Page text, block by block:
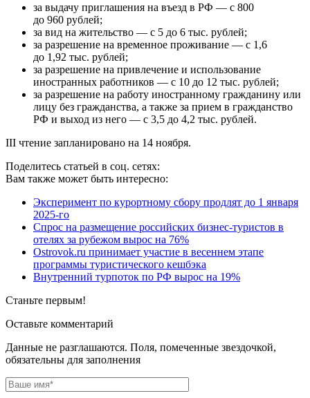
за выдачу приглашения на въезд в РФ — с 800
до 960 рублей;
за вид на жительство — с 5 до 6 тыс. рублей;
за разрешение на временное проживание — с 1,6
до 1,92 тыс. рублей;
за разрешение на привлечение и использование
иностранных работников — с 10 до 12 тыс. рублей;
за разрешение на работу иностранному гражданину или
лицу без гражданства, а также за прием в гражданство
РФ и выход из него — с 3,5 до 4,2 тыс. рублей.
III чтение запланировано на 14 ноября.
Поделитесь статьей в соц. сетях:
Вам также может быть интересно:
Эксперимент по курортному сбору продлят до 1 января
2025-го
Спрос на размещение российских бизнес-туристов в
отелях за рубежом вырос на 76%
Ostrovok.ru принимает участие в весеннем этапе
программы туристического кешбэка
Внутренний турпоток по РФ вырос на 19%
Станьте первым!
Оставьте комментарий
Данные не разглашаются. Поля, помеченные звездочкой,
обязательны для заполнения